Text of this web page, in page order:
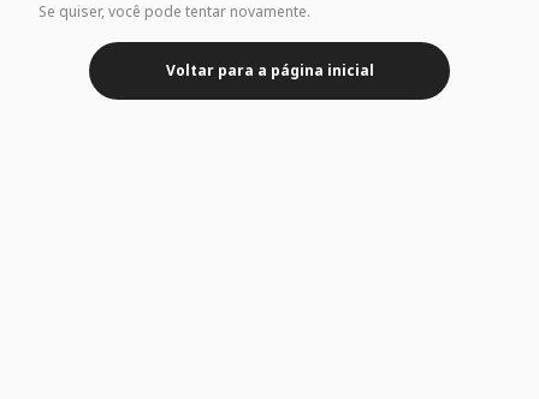
Se quiser, você pode tentar novamente.
Voltar para a página inicial